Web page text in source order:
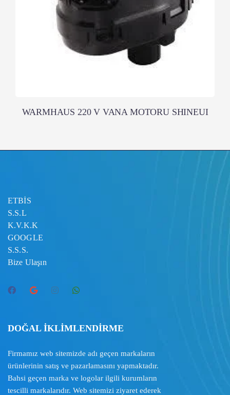
WARMHAUS 220 V VANA MOTORU SHINEUI
ETBİS
S.S.L
K.V.K.K
GOOGLE
S.S.S.
Bize Ulaşın
DOĞAL İKLİMLENDİRME
Firmamız web sitemizde adı geçen markaların
ürünlerinin satış ve pazarlamasını yapmaktadır.
Bahsi geçen marka ve logolar ilgili kurumların
tescilli markalarıdır. Web sitemizi ziyaret ederek